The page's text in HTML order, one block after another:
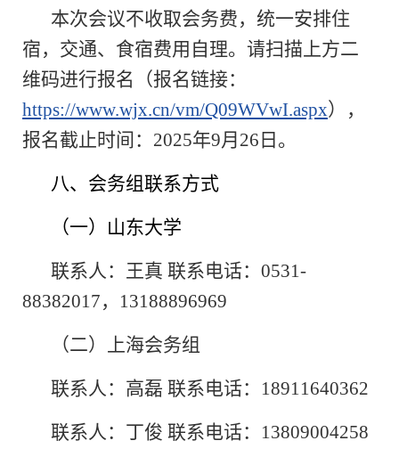
本次会议不收取会务费，统一安排住
宿，交通、食宿费用自理。请扫描上方二
维码进行报名（报名链接：
https://www.wjx.cn/vm/Q09WVwI.aspx），
报名截止时间： 2025年9月 26 日。
八、会务组联系方式
（一）山东大学
联系人：王真 联系电话： 0531-
88382017， 13188896969
（二）上海会务组
联系人：高磊 联系电话： 18911640362
联系人：丁俊 联系电话： 13809004258